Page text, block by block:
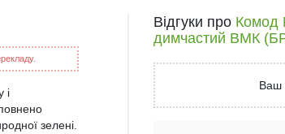
і
зелені.
Відгуки про Комод
димчастий ВМК
Ваш